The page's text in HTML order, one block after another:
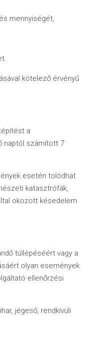
mennyiségét,
kötelező érvényű
a
naptól számított 7
esetén tolódhat
katasztrófák,
okozott késedelem
túllépéséért vagy a
olyan események
ellenőrzési
jégeső, rendkívüli